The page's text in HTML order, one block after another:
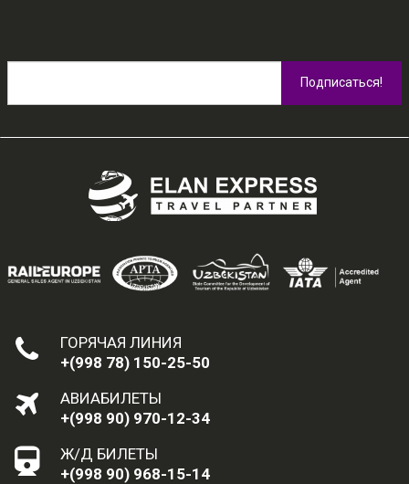
ГОРЯЧАЯ ЛИНИЯ
+(998 78) 150-25-50
АВИАБИЛЕТЫ
+(998 90) 970-12-34
Ж/Д БИЛЕТЫ
+(998 90) 968-15-14